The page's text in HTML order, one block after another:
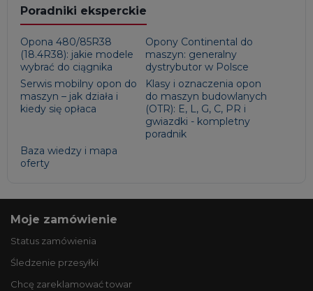
Poradniki eksperckie
Opona 480/85R38
(18.4R38): jakie modele
wybrać do ciągnika
Opony Continental do
maszyn: generalny
dystrybutor w Polsce
Serwis mobilny opon do
maszyn – jak działa i
kiedy się opłaca
Klasy i oznaczenia opon
do maszyn budowlanych
(OTR): E, L, G, C, PR i
gwiazdki - kompletny
poradnik
Baza wiedzy i mapa
oferty
Moje zamówienie
Status zamówienia
Śledzenie przesyłki
Chcę zareklamować towar